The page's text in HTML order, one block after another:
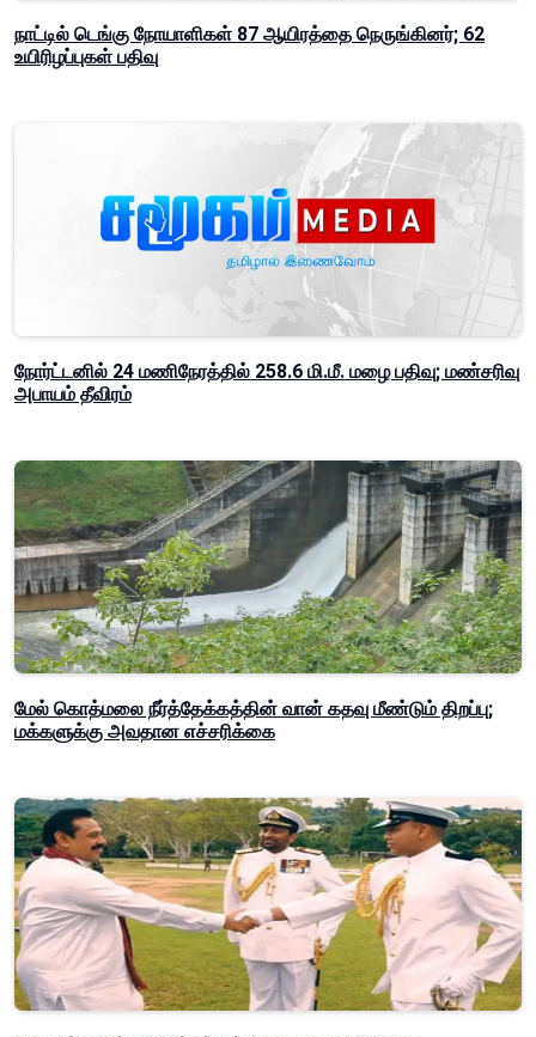
நாட்டில் டெங்கு நோயாளிகள் 87 ஆயிரத்தை நெருங்கினர்; 62
உயிரிழப்புகள் பதிவு
நோர்ட்டனில் 24 மணிநேரத்தில் 258.6 மி.மீ. மழை பதிவு; மண்சரிவு
அபாயம் தீவிரம்
மேல் கொத்மலை நீர்த்தேக்கத்தின் வான் கதவு மீண்டும் திறப்பு;
மக்களுக்கு அவதான எச்சரிக்கை